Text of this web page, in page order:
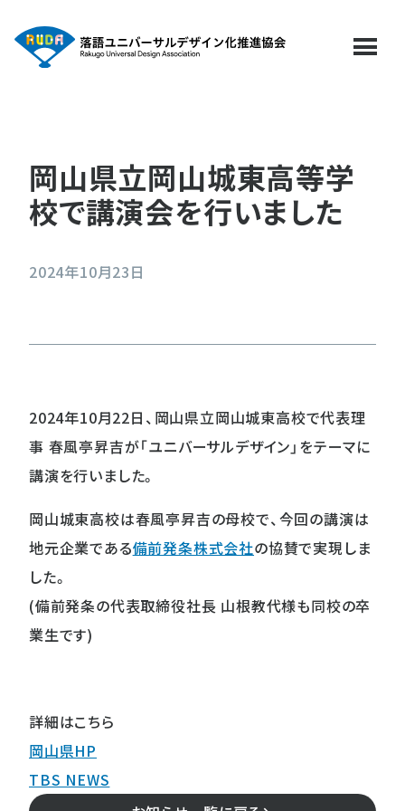
menu
岡山県立岡山城東高等学
校で講演会を行いました
2024年10月23日
2024年10月22日、岡山県立岡山城東高校で代表理
事 春風亭昇吉が「ユニバーサルデザイン」をテーマに
講演を行いました。
岡山城東高校は春風亭昇吉の母校で、今回の講演は
地元企業である備前発条株式会社の協賛で実現しま
した。
(備前発条の代表取締役社⻑ 山根教代様も同校の卒
業生です)
詳細はこちら
岡山県HP
TBS NEWS